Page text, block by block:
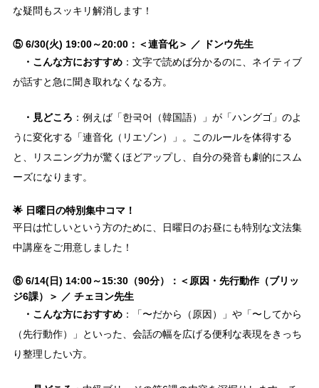
な疑問もスッキリ解消します！
⑤ 6/30(火) 19:00～20:00：＜連音化＞ ／ ドンウ先生
・こんな方におすすめ：文字で読めば分かるのに、ネイティブ
が話すと急に聞き取れなくなる方。
・見どころ ：例えば「한국어（韓国語）」が「ハングゴ」のよ
うに変化する「連音化（リエゾン）」。このルールを体得する
と、リスニング力が驚くほどアップし、自分の発音も劇的にスム
ーズになります。
🌟 日曜日の特別集中コマ！
平日は忙しいという方のために、日曜日のお昼にも特別な文法集
中講座をご用意しました！
⑥ 6/14(日) 14:00～15:30（90分）：＜原因・先行動作（ブリッ
ジ6課）＞ ／ チェヨン先生
・こんな方におすすめ：「〜だから（原因）」や「〜してから
（先行動作）」といった、会話の幅を広げる便利な表現をきっち
り整理したい方。